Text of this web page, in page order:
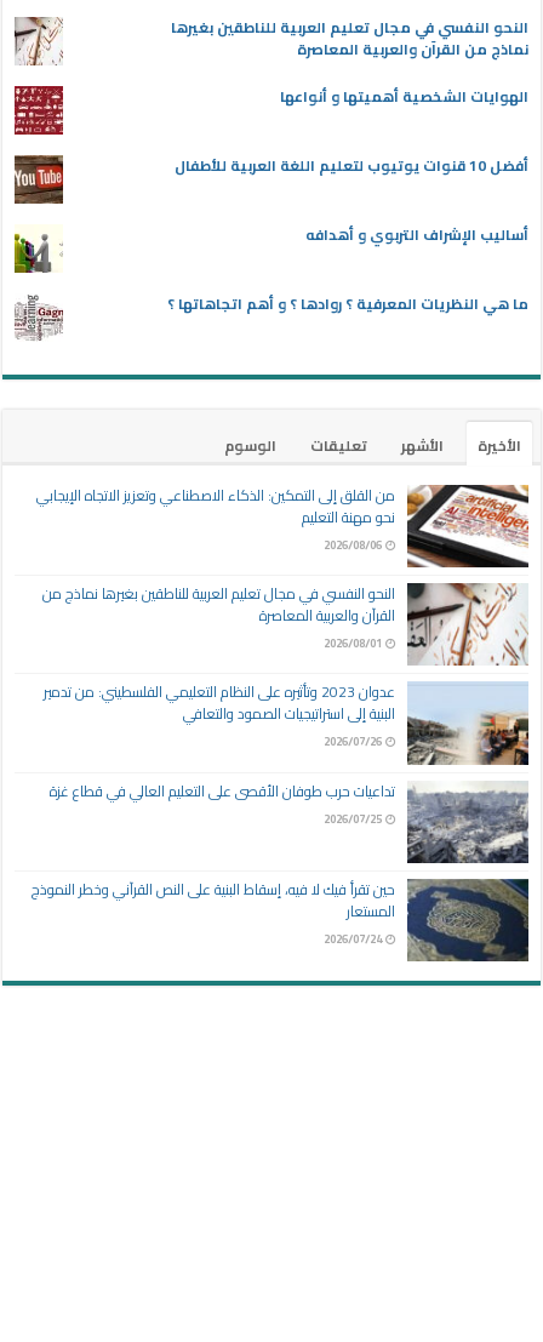
النحو النفسي في مجال تعليم العربية للناطقين بغيرها
نماذج من القرآن والعربية المعاصرة
الهوايات الشخصية أهميتها و أنواعها
أفضل 10 قنوات يوتيوب لتعليم اللغة العربية للأطفال
أساليب الإشراف التربوي و أهدافه
ما هي النظريات المعرفية ؟ روادها ؟ و أهم اتجاهاتها ؟
الأخيرة الأشهر تعليقات
الوسوم
من القلق إلى التمكين: الذكاء الاصطناعي وتعزيز الاتجاه الإيجابي
نحو مهنة التعليم
2026/08/06
النحو النفسي في مجال تعليم العربية للناطقين بغيرها نماذج من
القرآن والعربية المعاصرة
2026/08/01
عدوان 2023 وتأثيره على النظام التعليمي الفلسطيني: من تدمير
البنية إلى استراتيجيات الصمود والتعافي
2026/07/26
تداعيات حرب طوفان الأقصى على التعليم العالي في قطاع غزة
2026/07/25
حين تقرأ فيك لا فيه، إسقاط البنية على النص القرآني وخطر النموذج
المستعار
2026/07/24